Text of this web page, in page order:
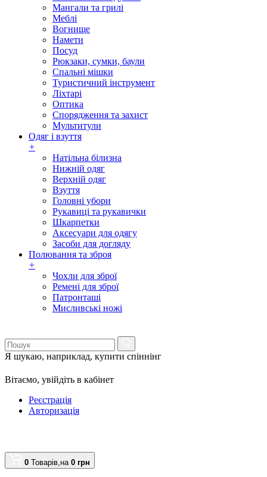
Мангали та грилі
Меблі
Вогнище
Намети
Посуд
Рюкзаки, сумки, баули
Спальні мішки
Туристичний інструмент
Ліхтарі
Оптика
Спорядження та захист
Мультитули
Одяг і взуття
+
Натільна білизна
Нижній одяг
Верхній одяг
Взуття
Головні убори
Рукавиці та рукавички
Шкарпетки
Аксесуари для одягу
Засоби для догляду
Полювання та зброя
+
Чохли для зброї
Ремені для зброї
Патронташі
Мисливські ножі
Я шукаю, наприклад, купити спіннінг
Вітаємо, увійдіть в кабінет
Реєстрація
Авторизація
0 Товарів,на 0 грн